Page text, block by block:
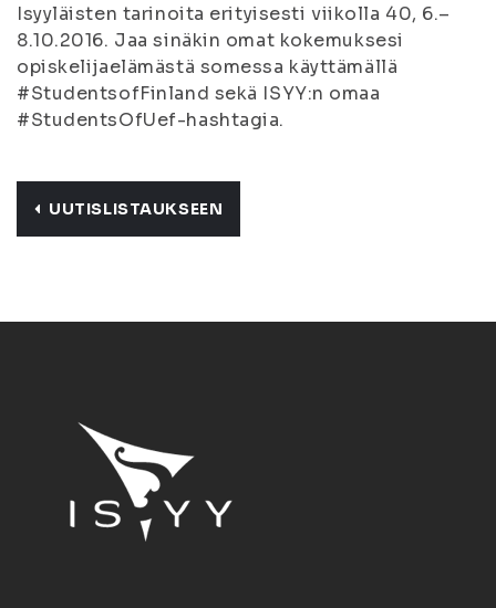
Isyyläisten tarinoita erityisesti viikolla 40, 6.–
8.10.2016. Jaa sinäkin omat kokemuksesi
opiskelijaelämästä somessa käyttämällä
#StudentsofFinland sekä ISYY:n omaa
#StudentsOfUef-hashtagia.
UUTISLISTAUKSEEN